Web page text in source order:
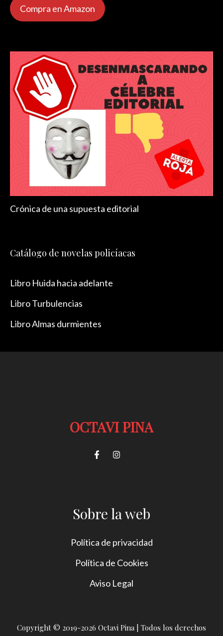
Compra en Amazon
Crónica de una supuesta editorial
Catálogo de novelas policíacas
Libro Huida hacia adelante
Libro Turbulencias
Libro Almas durmientes
OCTAVI PINA
Sobre la web
Política de privacidad
Política de Cookies
Aviso Legal
Copyright © 2019-2026 Octavi Pina | Todos los derechos